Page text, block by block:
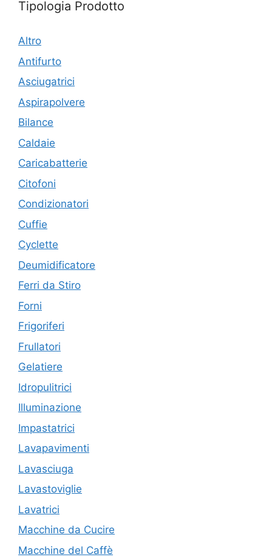
Tipologia Prodotto
Altro
Antifurto
Asciugatrici
Aspirapolvere
Bilance
Caldaie
Caricabatterie
Citofoni
Condizionatori
Cuffie
Cyclette
Deumidificatore
Ferri da Stiro
Forni
Frigoriferi
Frullatori
Gelatiere
Idropulitrici
Illuminazione
Impastatrici
Lavapavimenti
Lavasciuga
Lavastoviglie
Lavatrici
Macchine da Cucire
Macchine del Caffè